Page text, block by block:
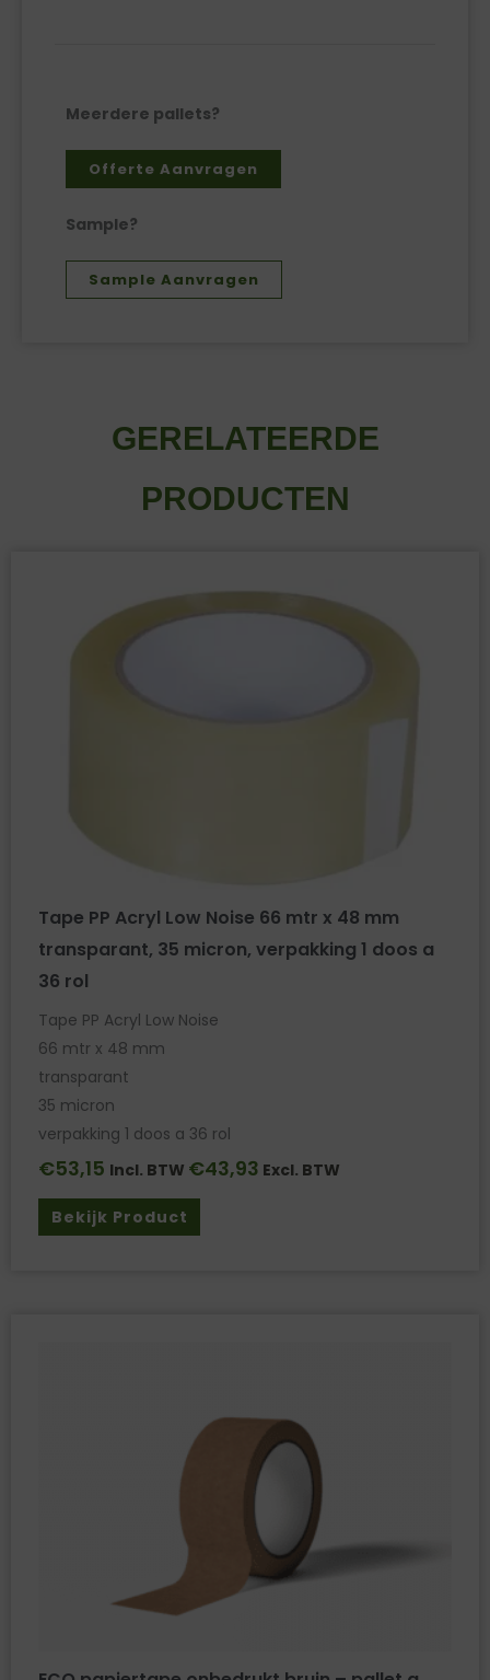
k76
1000/rol
Meerdere pallets?
Offerte Aanvragen
Sample?
Sample Aanvragen
GERELATEERDE
PRODUCTEN
Tape PP Acryl Low Noise 66 mtr x 48 mm
transparant, 35 micron, verpakking 1 doos a
36 rol
Tape PP Acryl Low Noise
66 mtr x 48 mm
transparant
35 micron
verpakking 1 doos a 36 rol
€53,15 Incl. BTW €43,93 Excl. BTW
Bekijk Product